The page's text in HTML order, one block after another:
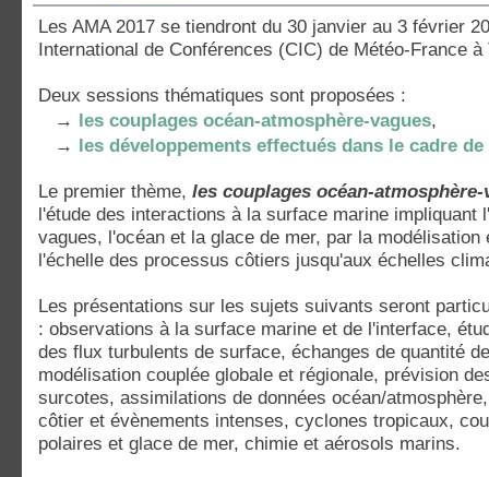
Les AMA 2017 se tiendront du 30 janvier au 3 février
International de Conférences (CIC) de Météo-France à
Deux sessions thématiques sont proposées :
→ les couplages océan-atmosphère-vagues,
→ les développements effectués dans le cadre de
Le premier thème, les couplages océan-atmosphère-
l'étude des interactions à la surface marine impliquant
vagues, l'océan et la glace de mer, par la modélisation
l'échelle des processus côtiers jusqu'aux échelles
Les présentations sur les sujets suivants seront
: observations à la surface marine et de l'interface,
des flux turbulents de surface, échanges de quantité
modélisation couplée globale et régionale, prévision
surcotes, assimilations de données océan/
côtier et évènements intenses, cyclones tropicaux,
polaires et glace de mer, chimie et aérosols marins.